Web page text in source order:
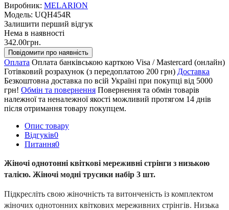
Виробник: MELARION
Модель: UQH454R
Залишити перший відгук
Нема в наявності
342.00грн.
Повідомити про наявність
Оплата Оплата банківською карткою Visa / Mastercard (онлайн)
Готівковий розрахунок (з передоплатою 200 грн) Доставка
Безкоштовна доставка по всій Україні при покупці від 5000
грн! Обмін та повернення Повернення та обмін товарів
належної та неналежної якості можливий протягом 14 днів
після отримання товару покупцем.
Опис товару
Відгуків0
Питання0
Жіночі однотонні квіткові мереживні стрінги з низькою
талією. Жіночі модні трусики набір 3 шт.
Підкресліть свою жіночність та витонченість із комплектом
жіночих однотонних квіткових мереживних стрінгів. Низька